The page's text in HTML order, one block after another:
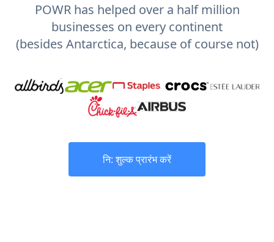
POWR has helped over a half million
businesses on every continent
(besides Antarctica, because of course not)
नि: शुल्क प्रारंभ करें